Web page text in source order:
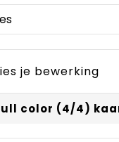
je bewerking
color (4/4)